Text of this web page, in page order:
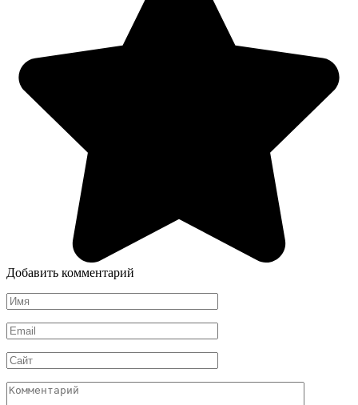
Добавить комментарий
Имя
*
Email
*
Сайт
Комментарий